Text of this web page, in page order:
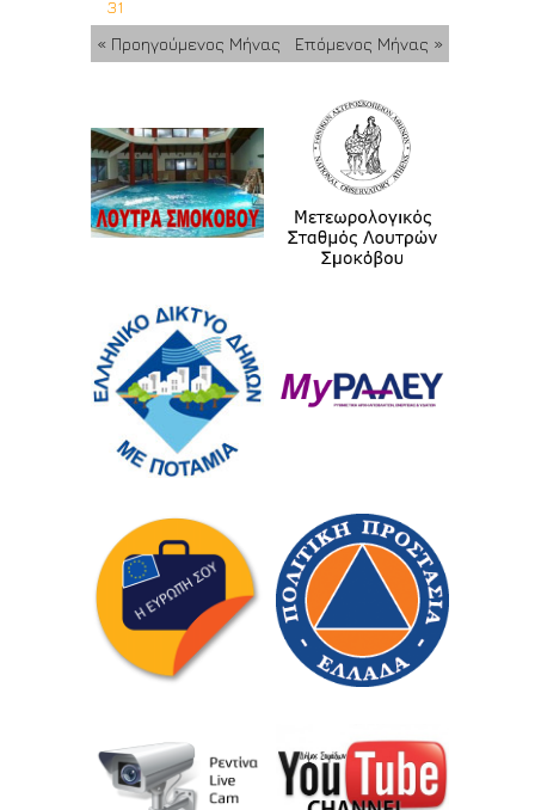
31
« Προηγούμενος Μήνας
Επόμενος Μήνας »